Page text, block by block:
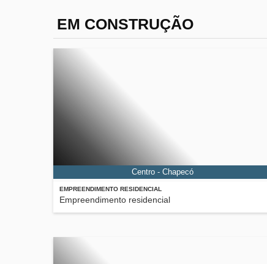
EM CONSTRUÇÃO
EMPREENDIMENTO RESIDENCIAL
Empreendimento residencial
Centro - Chapecó